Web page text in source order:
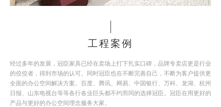
工程案例
经过多年的发展，冠臣家具已经在卖场上打下扎实口碑，品牌专卖店更是行业
的佼佼者，得到市场的认可。同时冠臣也在不断完善自己，不断为客户提供更
全面的办公空间解决方案。百度、腾讯、网易、中国银行、万科、龙湖、杭州
日报、山东电视台等等各行各业巨头都不约而同的选择冠臣。冠臣在用更好的
产品与更好的办公空间理念服务大家。